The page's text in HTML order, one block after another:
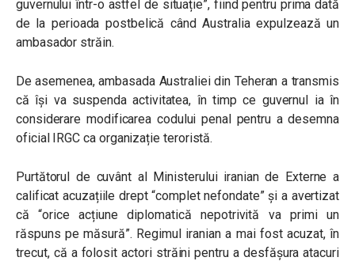
guvernului într-o astfel de situație”, fiind pentru prima dată
de la perioada postbelică când Australia expulzează un
ambasador străin.
De asemenea, ambasada Australiei din Teheran a transmis
că își va suspenda activitatea, în timp ce guvernul ia în
considerare modificarea codului penal pentru a desemna
oficial IRGC ca organizație teroristă.
Purtătorul de cuvânt al Ministerului iranian de Externe a
calificat acuzațiile drept “complet nefondate” și a avertizat
că “orice acțiune diplomatică nepotrivită va primi un
răspuns pe măsură”. Regimul iranian a mai fost acuzat, în
trecut, că a folosit actori străini pentru a desfășura atacuri